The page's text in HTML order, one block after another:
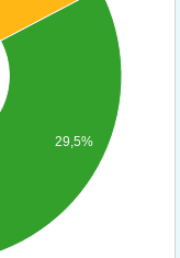
29,5%